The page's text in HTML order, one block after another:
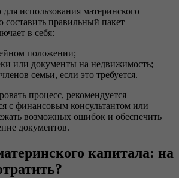
использования материнского
составить правильный пакет
в себя:
положении;
или документы на недвижимость;
семьи, если это требуется.
процесс, рекомендуется
с финансовым консультантом или
возможных ошибок и обеспечить
документов.
капитала: на